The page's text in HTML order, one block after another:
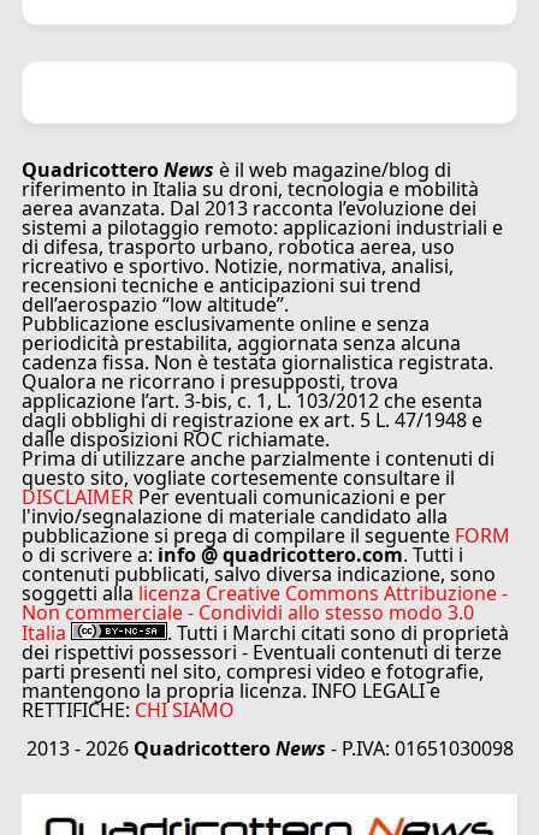
QuadricotteroNews è il web magazine/blog di
riferimento in Italia su droni, tecnologia e mobilità
aerea avanzata. Dal 2013 racconta l’evoluzione dei
sistemi a pilotaggio remoto: applicazioni industriali e
di difesa, trasporto urbano, robotica aerea, uso
ricreativo e sportivo. Notizie, normativa, analisi,
recensioni tecniche e anticipazioni sui trend
dell’aerospazio “low altitude”.
Pubblicazione esclusivamente online e senza
periodicità prestabilita, aggiornata senza alcuna
cadenza fissa. Non è testata giornalistica registrata.
Qualora ne ricorrano i presupposti, trova
applicazione l’art. 3-bis, c. 1, L. 103/2012 che esenta
dagli obblighi di registrazione ex art. 5 L. 47/1948 e
dalle disposizioni ROC richiamate.
Prima di utilizzare anche parzialmente i contenuti di
questo sito, vogliate cortesemente consultare il
DISCLAIMER Per eventuali comunicazioni e per
l'invio/segnalazione di materiale candidato alla
pubblicazione si prega di compilare il seguente FORM
o di scrivere a: info @ quadricottero.com. Tutti i
contenuti pubblicati, salvo diversa indicazione, sono
soggetti alla licenza Creative Commons Attribuzione -
Non commerciale - Condividi allo stesso modo 3.0
Italia . Tutti i Marchi citati sono di proprietà
dei rispettivi possessori - Eventuali contenuti di terze
parti presenti nel sito, compresi video e fotografie,
mantengono la propria licenza. INFO LEGALI e
RETTIFICHE: CHI SIAMO
2013 - 2026 QuadricotteroNews - P.IVA: 01651030098